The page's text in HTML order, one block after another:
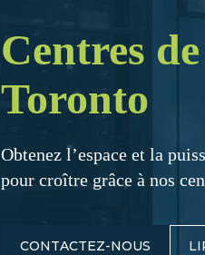
Centres
Toronto
Obtenez l’espace et la
pour croître grâce à nos
CONTACTEZ-NOUS